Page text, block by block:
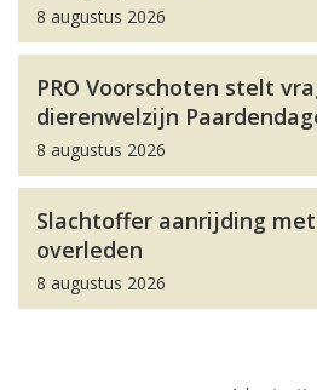
8 augustus 2026
PRO Voorschoten stelt
dierenwelzijn
8 augustus 2026
Slachtoffer aanrijding
overleden
8 augustus 2026